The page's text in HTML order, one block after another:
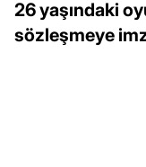
26 yaşındaki
sözleşmeye